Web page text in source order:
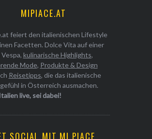
MIPIACE.AT
feiert den italienischen Lifestyle
Facetten. Dolce Vita auf einer
kulinarische Highlights,
Mode, Produkte & Design
Reisetipps, die das italienische
in Österreich ausmachen.
live, sei dabei!
SOCIAL MIT MI PIACE